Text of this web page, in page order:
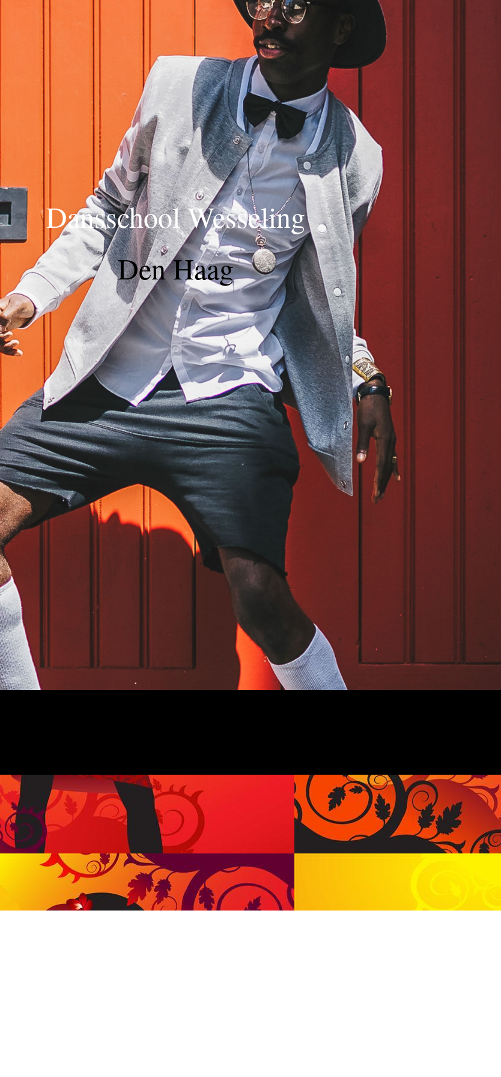
Dansschool Wesseling
Den Haag